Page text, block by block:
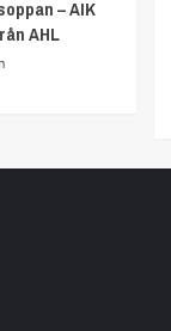
– AIK
AHL